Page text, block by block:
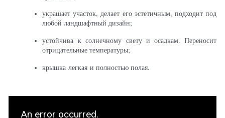
украшает участок, делает его эстетичным, подходит под
любой ландшафтный дизайн;
устойчива к солнечному свету и осадкам. Переносит
отрицательные температуры;
крышка легкая и полностью полая.